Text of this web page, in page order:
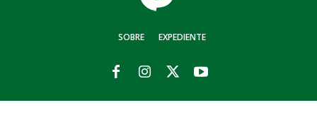
SOBRE EXPEDIENTE